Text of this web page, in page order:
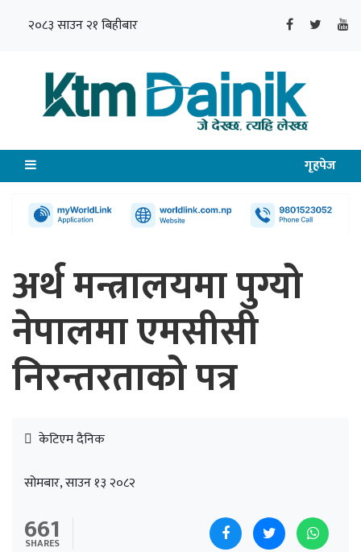
२०८३ साउन २१ बिहीबार
गृहपेज
अर्थ मन्त्रालयमा पुग्यो
नेपालमा एमसीसी
निरन्तरताको पत्र
केटिएम दैनिक
सोमबार, साउन १३ २०८२
661
SHARES